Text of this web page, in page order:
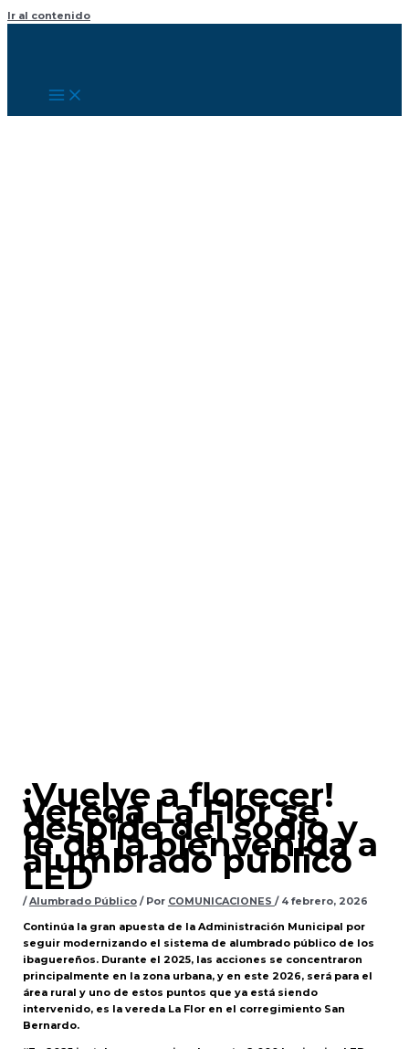
Ir al contenido
¡Vuelve a florecer!
Vereda La Flor se
despide del sodio y
le da la bienvenida a
alumbrado público
LED
/Alumbrado Público/ Por COMUNICACIONES / 4 febrero, 2026
Continúa la gran apuesta de la Administración Municipal por
seguir modernizando el sistema de alumbrado público de los
ibaguereños. Durante el 2025, las acciones se concentraron
principalmente en la zona urbana, y en este 2026, será para el
área rural y uno de estos puntos que ya está siendo
intervenido, es la vereda La Flor en el corregimiento San
Bernardo.